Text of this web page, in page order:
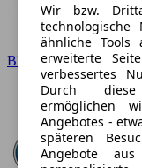
BMW
Wir bzw.
ähnliche Tools
erweiterte
verbessertes
Durch diese
ermöglichen
Angebotes -
späteren
Angebote